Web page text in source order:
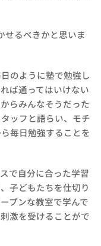
せるべきかと思いま
のように塾で勉強し
ば通ってはいけない
らみんなそうだった
ッフと語らい、モチ
毎日勉強することを
で自分に合った学習
子どもたちを仕切り
プンな教室で学んで
激を受けることがで